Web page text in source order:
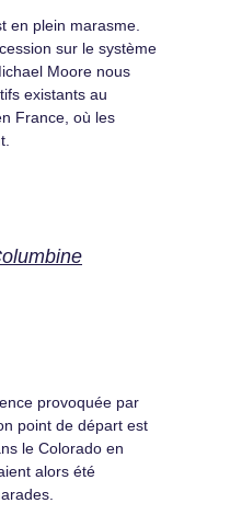
en plein marasme.
sur le système
Moore nous
existants au
France, où les
provoquée par
point de départ est
le Colorado en
alors été